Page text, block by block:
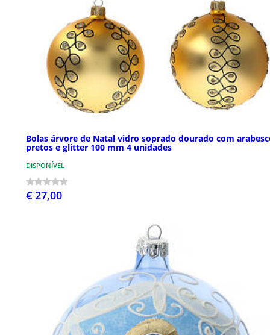
Bolas árvore de Natal vidro soprado dourado com
pretos e glitter 100 mm 4 unidades
DISPONÍVEL
€ 27,00